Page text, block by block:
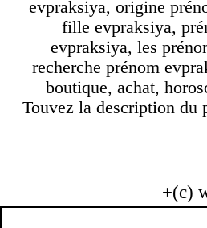
evpraksiya, origine
fille evpraksiya,
evpraksiya, les
recherche prénom
boutique, achat,
Touvez la description du
+(c)